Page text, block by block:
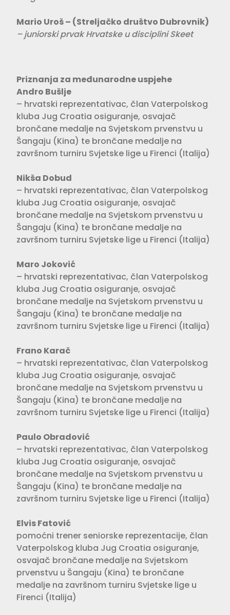
Mario Uroš – (Streljačko društvo Dubrovnik)
– juniorski prvak Hrvatske u disciplini Skeet
Priznanja za međunarodne uspjehe
Andro Bušlje
– hrvatski reprezentativac, član Vaterpolskog
kluba Jug Croatia osiguranje, osvajač
brončane medalje na Svjetskom prvenstvu u
Šangaju (Kina) te brončane medalje na
završnom turniru Svjetske lige u Firenci (Italija)
Nikša Dobud
– hrvatski reprezentativac, član Vaterpolskog
kluba Jug Croatia osiguranje, osvajač
brončane medalje na Svjetskom prvenstvu u
Šangaju (Kina) te brončane medalje na
završnom turniru Svjetske lige u Firenci (Italija)
Maro Joković
– hrvatski reprezentativac, član Vaterpolskog
kluba Jug Croatia osiguranje, osvajač
brončane medalje na Svjetskom prvenstvu u
Šangaju (Kina) te brončane medalje na
završnom turniru Svjetske lige u Firenci (Italija)
Frano Karač
– hrvatski reprezentativac, član Vaterpolskog
kluba Jug Croatia osiguranje, osvajač
brončane medalje na Svjetskom prvenstvu u
Šangaju (Kina) te brončane medalje na
završnom turniru Svjetske lige u Firenci (Italija)
Paulo Obradović
– hrvatski reprezentativac, član Vaterpolskog
kluba Jug Croatia osiguranje, osvajač
brončane medalje na Svjetskom prvenstvu u
Šangaju (Kina) te brončane medalje na
završnom turniru Svjetske lige u Firenci (Italija)
Elvis Fatović
pomoćni trener seniorske reprezentacije, član
Vaterpolskog kluba Jug Croatia osiguranje,
osvajač brončane medalje na Svjetskom
prvenstvu u Šangaju (Kina) te brončane
medalje na završnom turniru Svjetske lige u
Firenci (Italija)